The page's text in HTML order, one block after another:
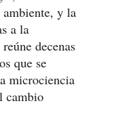
y la
a la
decenas
que se
microciencia
cambio